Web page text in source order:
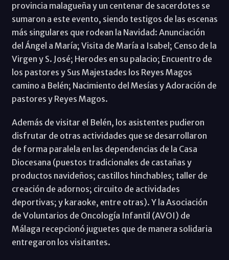
provincia malagueña y un centenar de sacerdotes se
sumaron a este evento, siendo testigos de las escenas
más singulares que rodean la Navidad: Anunciación
del Ángel a María; Visita de María a Isabel; Censo de la
Virgen y S. José; Herodes en su palacio; Encuentro de
los pastores y Sus Majestades los Reyes Magos
camino a Belén; Nacimiento del Mesías y Adoración de
pastores y Reyes Magos.
Además de visitar el Belén, los asistentes pudieron
disfrutar de otras actividades que se desarrollaron
de forma paralela en las dependencias de la Casa
Diocesana (puestos tradicionales de castañas y
productos navideños; castillos hinchables; taller de
creación de adornos; circuito de actividades
deportivas; y karaoke, entre otras). Y la Asociación
de Voluntarios de Oncología Infantil (AVOI) de
Málaga recepcionó juguetes que de manera solidaria
entregaron los visitantes.